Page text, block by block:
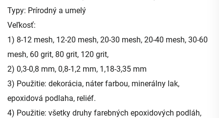
Typy: Prírodný a umelý
Veľkosť:
1) 8-12 mesh, 12-20 mesh, 20-30 mesh, 20-40 mesh, 30-60
mesh, 60 grit, 80 grit, 120 grit,
2) 0,3-0,8 mm, 0,8-1,2 mm, 1,18-3,35 mm
3) Použitie: dekorácia, náter farbou, minerálny lak,
epoxidová podlaha, reliéf.
4) Použitie: všetky druhy farebných epoxidových podláh,